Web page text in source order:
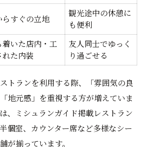
らすぐの立地
観光途中の休憩に
も便利
着いた店内・工
れた内装
友人同士でゆっく
り過ごせる
トランを利用する際、「雰囲気の良
地元感」を重視する方が増えていま
、ミシュランガイド掲載レストラン
個室、カウンター席など多様なシー
が揃っています。